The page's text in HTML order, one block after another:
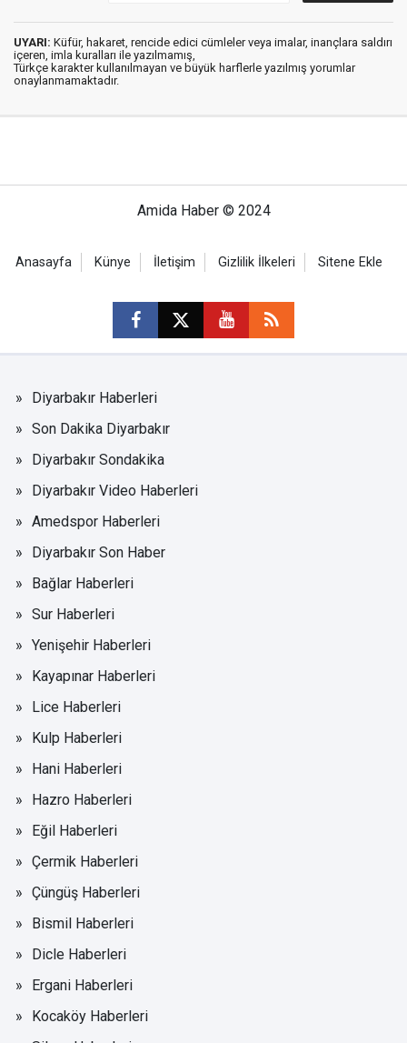
UYARI: Küfür, hakaret, rencide edici cümleler veya imalar, inançlara saldırı
içeren, imla kuralları ile yazılmamış,
Türkçe karakter kullanılmayan ve büyük harflerle yazılmış yorumlar
onaylanmamaktadır.
Amida Haber © 2024
Anasayfa Künye İletişim Gizlilik İlkeleri Sitene Ekle
Diyarbakır Haberleri
Son Dakika Diyarbakır
Diyarbakır Sondakika
Diyarbakır Video Haberleri
Amedspor Haberleri
Diyarbakır Son Haber
Bağlar Haberleri
Sur Haberleri
Yenişehir Haberleri
Kayapınar Haberleri
Lice Haberleri
Kulp Haberleri
Hani Haberleri
Hazro Haberleri
Eğil Haberleri
Çermik Haberleri
Çüngüş Haberleri
Bismil Haberleri
Dicle Haberleri
Ergani Haberleri
Kocaköy Haberleri